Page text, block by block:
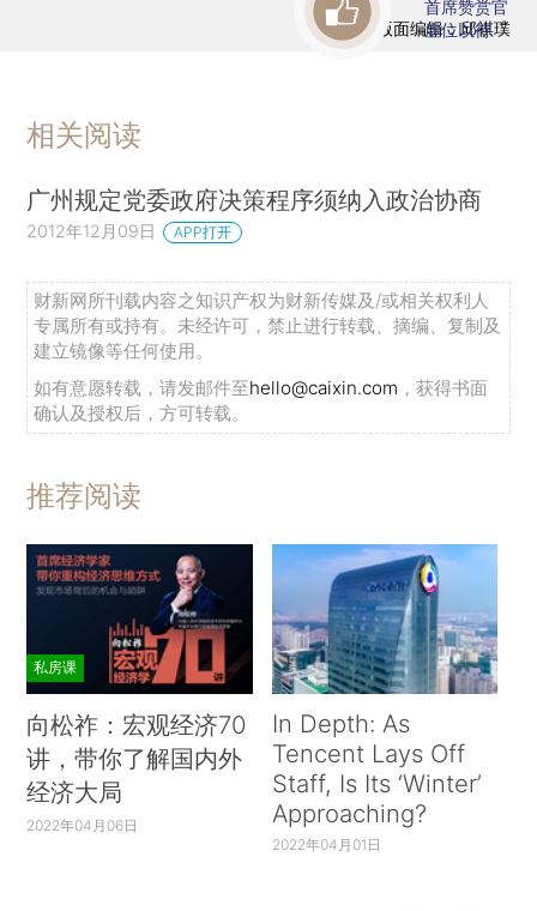
版面编辑：邱祺璞
首席赞赏官
虚位以待
相关阅读
广州规定党委政府决策程序须纳入政治协商
2012年12月09日 APP打开
财新网所刊载内容之知识产权为财新传媒及/或相关权利人
专属所有或持有。未经许可，禁止进行转载、摘编、复制及
建立镜像等任何使用。
如有意愿转载，请发邮件至hello@caixin.com ，获得书面
确认及授权后，方可转载。
推荐阅读
私房课
向松祚：宏观经济70
讲，带你了解国内外
经济大局
2022年04月06日
In Depth: As
Tencent Lays Off
Staff, Is Its ‘Winter’
Approaching?
2022年04月01日